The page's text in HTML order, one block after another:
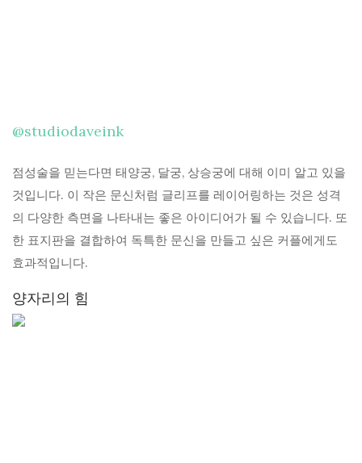
@studiodaveink
점성술을 믿는다면 태양궁, 달궁, 상승궁에 대해 이미 알고 있을
것입니다. 이 작은 문신처럼 글리프를 레이어링하는 것은 성격
의 다양한 측면을 나타내는 좋은 아이디어가 될 수 있습니다. 또
한 표지판을 결합하여 독특한 문신을 만들고 싶은 커플에게도
효과적입니다.
양자리의 힘